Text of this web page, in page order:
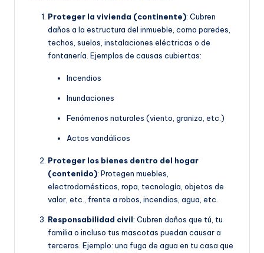
Proteger la vivienda (continente): Cubren
daños a la estructura del inmueble, como paredes,
techos, suelos, instalaciones eléctricas o de
fontanería. Ejemplos de causas cubiertas:
Incendios
Inundaciones
Fenómenos naturales (viento, granizo, etc.)
Actos vandálicos
Proteger los bienes dentro del hogar
(contenido): Protegen muebles,
electrodomésticos, ropa, tecnología, objetos de
valor, etc., frente a robos, incendios, agua, etc.
Responsabilidad civil: Cubren daños que tú, tu
familia o incluso tus mascotas puedan causar a
terceros. Ejemplo: una fuga de agua en tu casa que